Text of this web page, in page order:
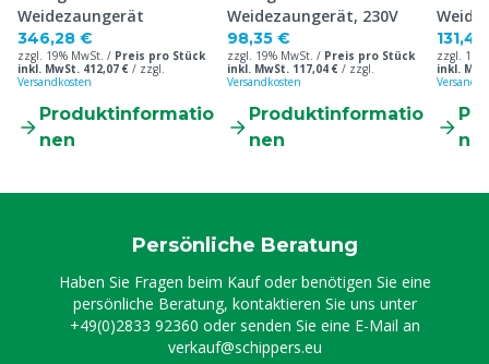
Weidezaungerät
346,28 €
zzgl. 19% MwSt. / Preis pro Stück
inkl. MwSt. 412,07 € / zzgl.
Versandkosten
Produktinformatio
nen
Weidezaungerät, 230V
98,35 €
zzgl. 19% MwSt. / Preis pro Stück
inkl. MwSt. 117,04 € / zzgl.
Versandkosten
Produktinformatio
nen
zzgl.
inkl.
Persönliche Beratung
Haben Sie Fragen beim Kauf oder benötigen Sie eine
persönliche Beratung, kontaktieren Sie uns unter
+49(0)2833 92360 oder senden Sie eine E-Mail an
verkauf@schippers.eu